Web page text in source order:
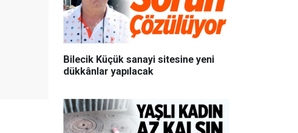
Bilecik Küçük sanayi sitesine yeni
dükkânlar yapılacak